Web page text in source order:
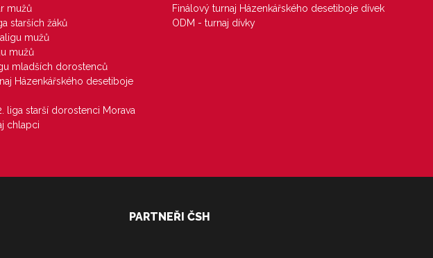
mužů
starších žáků
mužů
mužů
mladších dorostenců
Házenkářského desetiboje
liga starší dorostenci Morava
chlapci
Finálový turnaj Házenkářského desetiboje dívek
ODM - turnaj dívky
PARTNEŘI ČSH